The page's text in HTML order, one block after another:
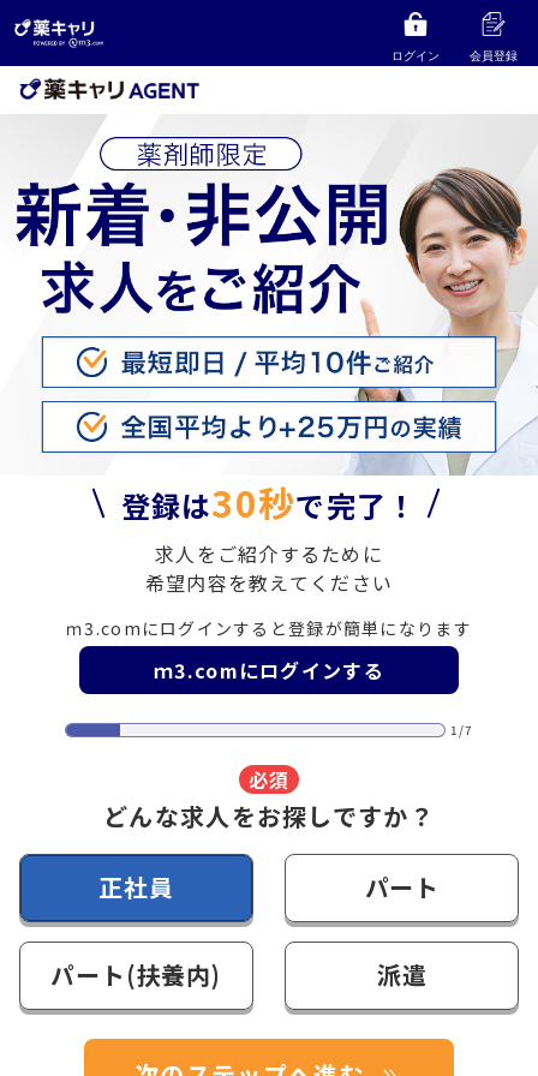
ログイン 会員登録
登録は30秒で完了！
求人をご紹介するために
希望内容を教えてください
ｍ3.comにログインすると登録が簡単になります
ｍ3.comにログインする
1/7
必須
どんな求人をお探しですか？
正社員 パート
パート(扶養内) 派遣